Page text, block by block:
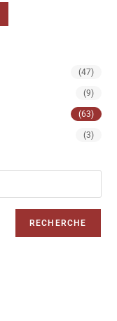
(47)
(9)
(63)
(3)
RECHERCHE